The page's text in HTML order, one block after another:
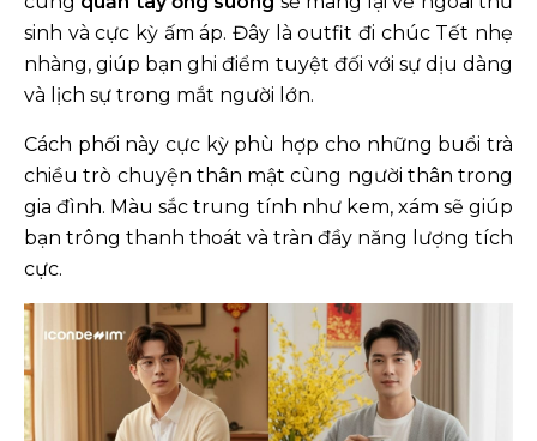
sinh và cực kỳ ấm áp. Đây là outfit đi chúc Tết nhẹ
nhàng, giúp bạn ghi điểm tuyệt đối với sự dịu dàng
và lịch sự trong mắt người lớn.
Cách phối này cực kỳ phù hợp cho những buổi trà
chiều trò chuyện thân mật cùng người thân trong
gia đình. Màu sắc trung tính như kem, xám sẽ giúp
bạn trông thanh thoát và tràn đầy năng lượng tích
cực.